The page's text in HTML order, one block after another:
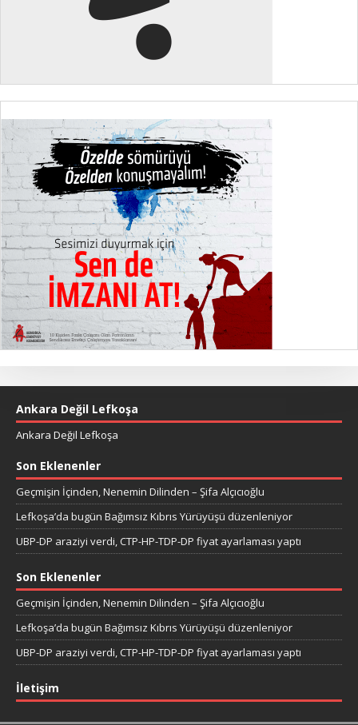
Ankara Değil Lefkoşa
Ankara Değil Lefkoşa
Son Eklenenler
Geçmişin İçinden, Nenemin Dilinden – Şifa Alçıcıoğlu
Lefkoşa’da bugün Bağımsız Kıbrıs Yürüyüşü düzenleniyor
UBP-DP araziyi verdi, CTP-HP-TDP-DP fiyat ayarlaması yaptı
Son Eklenenler
Geçmişin İçinden, Nenemin Dilinden – Şifa Alçıcıoğlu
Lefkoşa’da bugün Bağımsız Kıbrıs Yürüyüşü düzenleniyor
UBP-DP araziyi verdi, CTP-HP-TDP-DP fiyat ayarlaması yaptı
İletişim